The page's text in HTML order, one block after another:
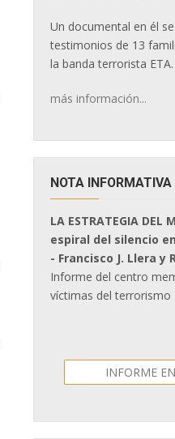
Un documental en él
testimonios de 13
la banda terrorista ETA.
más información...
NOTA INFORMATIVA
LA ESTRATEGIA DEL
espiral del silencio
- Francisco J. Llera y
Informe del centro
víctimas del terrorismo
INFORME